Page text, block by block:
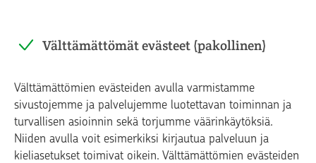
Välttämättömät evästeet (pakollinen)
Välttämättömien evästeiden avulla varmistamme
sivustojemme ja palvelujemme luotettavan toiminnan ja
turvallisen asioinnin sekä torjumme väärinkäytöksiä.
Niiden avulla voit esimerkiksi kirjautua palveluun ja
kieliasetukset toimivat oikein. Välttämättömien evästeiden